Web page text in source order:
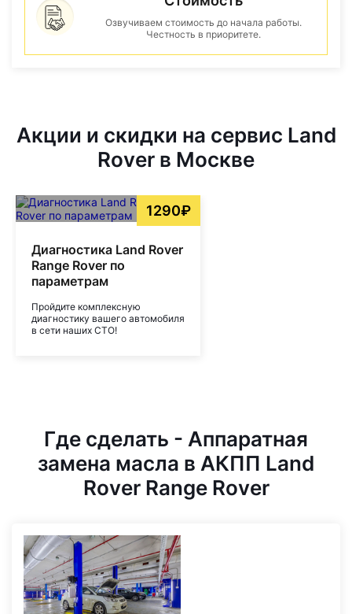
Озвучиваем стоимость до начала работы.
Честность в приоритете.
Акции и скидки на сервис Land
Rover в Москве
1290₽
Диагностика Land Rover
Range Rover по
параметрам
Пройдите комплексную
диагностику вашего автомобиля
в сети наших СТО!
Где сделать - Аппаратная
замена масла в АКПП Land
Rover Range Rover